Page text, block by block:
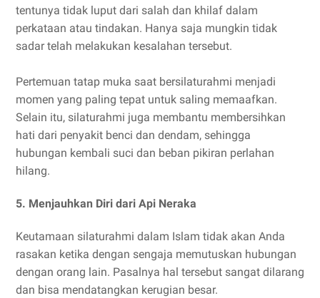
tentunya tidak luput dari salah dan khilaf dalam
perkataan atau tindakan. Hanya saja mungkin tidak
sadar telah melakukan kesalahan tersebut.
Pertemuan tatap muka saat bersilaturahmi menjadi
momen yang paling tepat untuk saling memaafkan.
Selain itu, silaturahmi juga membantu membersihkan
hati dari penyakit benci dan dendam, sehingga
hubungan kembali suci dan beban pikiran perlahan
hilang.
5. Menjauhkan Diri dari Api Neraka
Keutamaan silaturahmi dalam Islam tidak akan Anda
rasakan ketika dengan sengaja memutuskan hubungan
dengan orang lain. Pasalnya hal tersebut sangat dilarang
dan bisa mendatangkan kerugian besar.